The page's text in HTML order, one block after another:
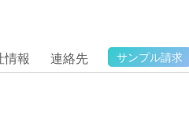
情報 連絡先 サンプル請求